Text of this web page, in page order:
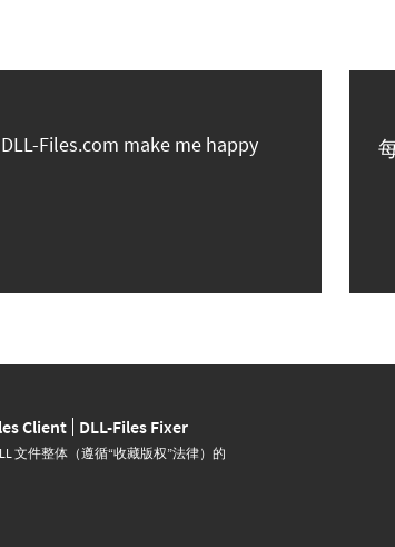
DLL-Files.com make me happy
Client DLL-Files Fixer
文件整体（遵循“收藏版权”法律）的